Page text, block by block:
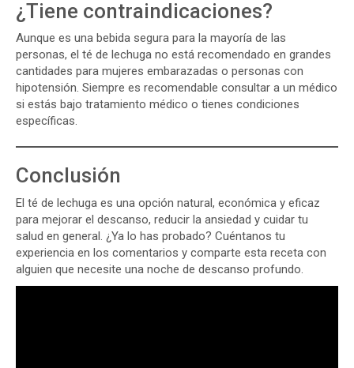
¿Tiene contraindicaciones?
Aunque es una bebida segura para la mayoría de las
personas, el té de lechuga no está recomendado en grandes
cantidades para mujeres embarazadas o personas con
hipotensión. Siempre es recomendable consultar a un médico
si estás bajo tratamiento médico o tienes condiciones
específicas.
Conclusión
El té de lechuga es una opción natural, económica y eficaz
para mejorar el descanso, reducir la ansiedad y cuidar tu
salud en general. ¿Ya lo has probado? Cuéntanos tu
experiencia en los comentarios y comparte esta receta con
alguien que necesite una noche de descanso profundo.